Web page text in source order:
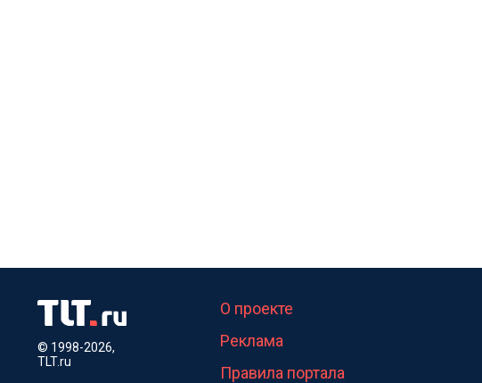
© 1998-2026,
TLT.ru
О проекте
Реклама
Правила портала